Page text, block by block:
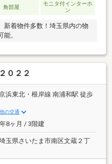
角部屋
モニタ付インターホ
ン
新着物件多数！埼玉県内の物
。
０２２
浜東北・根岸線 南浦和駅 徒歩
の交通
8ヶ月 / 3階建
玉県さいたま市南区文蔵２丁